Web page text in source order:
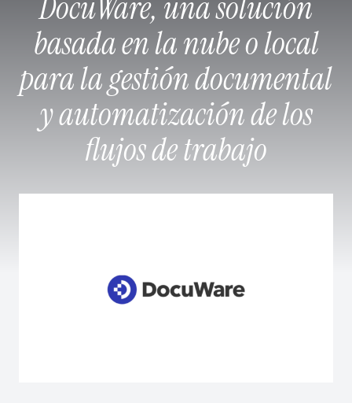
basada en la nube o local
para la gestión documental
y automatización de los
flujos de trabajo